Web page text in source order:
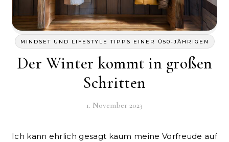
MINDSET UND LIFESTYLE TIPPS EINER Ü50-JÄHRIGEN
Der Winter kommt in großen
Schritten
1. November 2023
Ich kann ehrlich gesagt kaum meine Vorfreude auf